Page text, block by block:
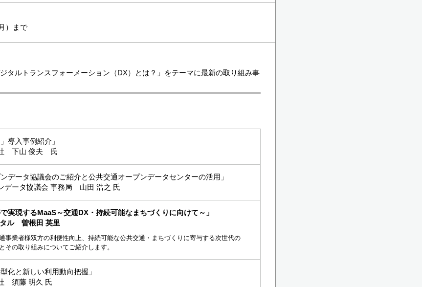
）まで
タルトランスフォーメーション（DX）とは？」をテーマに最新の取り組み事
導入事例紹介」
下山 俊夫 氏
ンデータ協議会のご紹介と公共交通オープンデータセンターの活用」
データ協議会 事務局 山田 浩之 氏
で実現するMaaS～交通DX・持続可能なまちづくりに向けて～」
ル 曽根田 英里
事業者様双方の利便性向上、持続可能な公共交通・まちづくりに寄与する次世代の
その取り組みについてご紹介します。
化と新しい利用動向把握」
須藤 明久 氏